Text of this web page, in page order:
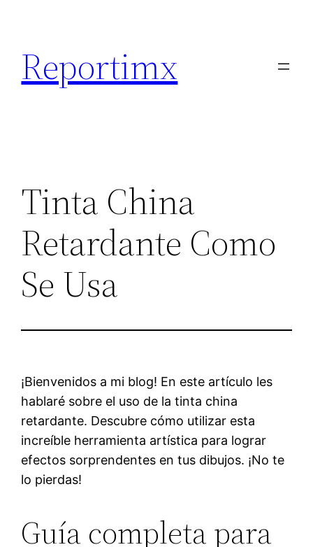
contenido
Reportimx
Tinta China
Retardante Como
Se Usa
¡Bienvenidos a mi blog! En este artículo les
hablaré sobre el uso de la tinta china
retardante. Descubre cómo utilizar esta
increíble herramienta artística para lograr
efectos sorprendentes en tus dibujos. ¡No te
lo pierdas!
Guía completa para